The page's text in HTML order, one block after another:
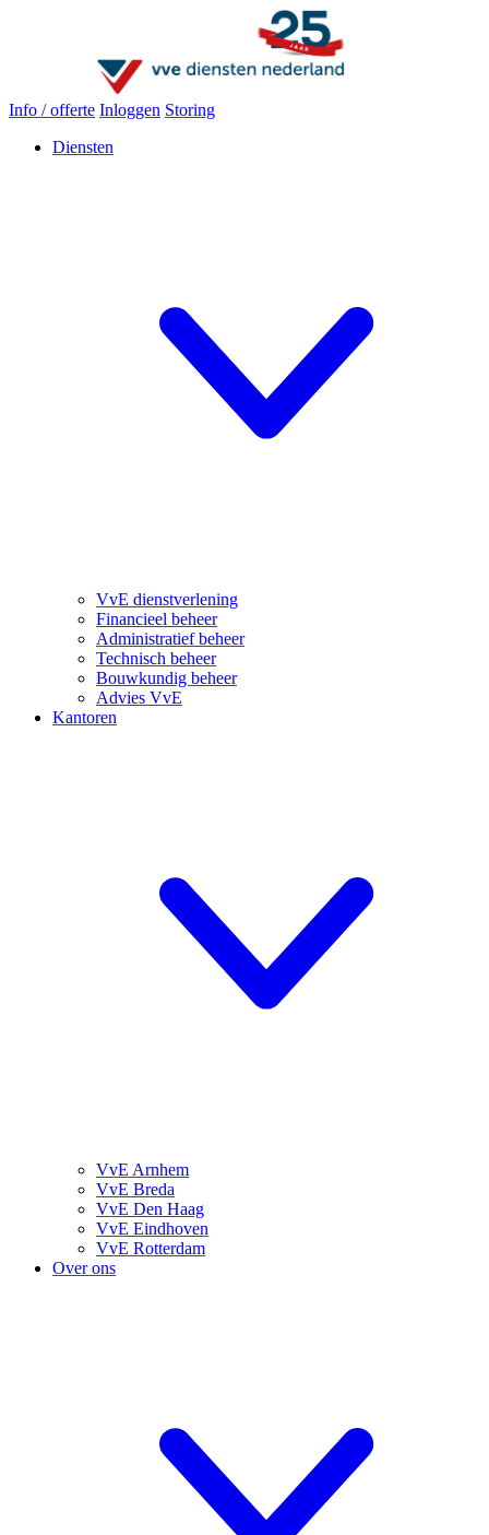
Info / offerte Inloggen Storing
Diensten
VvE dienstverlening
Financieel beheer
Administratief beheer
Technisch beheer
Bouwkundig beheer
Advies VvE
Kantoren
VvE Arnhem
VvE Breda
VvE Den Haag
VvE Eindhoven
VvE Rotterdam
Over ons